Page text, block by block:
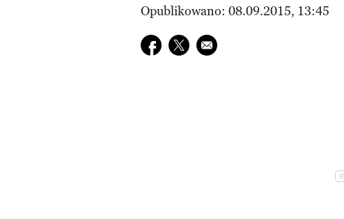
Opublikowano: 08.09.2015, 13:45
Udostępnij na facebook
Udostępnij na twitter
E-mail do przyjaciela